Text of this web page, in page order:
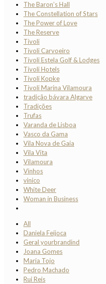
The Baron’s Hall
The Constellation of Stars
The Power of Love
The Reserve
Tivoli
Tivoli Carvoeiro
Tivoli Estela Golf & Lodges
Tivoli Hotels
Tivoli Kopke
Tivoli Marina Vilamoura
tradição bávara Algarve
Tradições
Trufas
Varanda de Lisboa
Vasco da Gama
Vila Nova de Gaia
Vila Vita
Vilamoura
Vinhos
vinico
White Deer
Woman in Business
All
Daniela Feijoca
Geral yourbrandind
Joana Gomes
Maria Tojo
Pedro Machado
Rui Reis